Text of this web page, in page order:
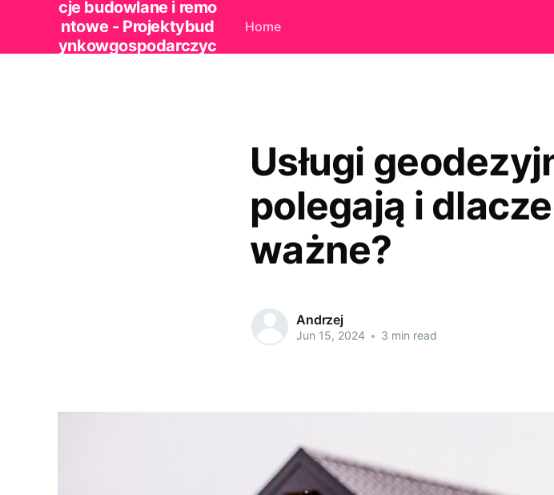
cje budowlane i remo
ntowe - Projektybud
ynkowgospodarczyc
Home
Usługi
polegają i
ważne?
Andrzej
Jun 15, 2024 • 3 min read